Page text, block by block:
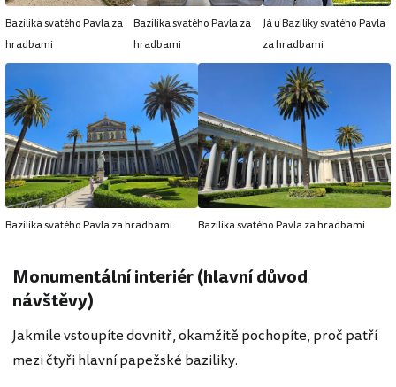
Bazilika svatého Pavla za
hradbami
Bazilika svatého Pavla za
hradbami
Já u Baziliky svatého Pavla
za hradbami
Bazilika svatého Pavla za hradbami Bazilika svatého Pavla za hradbami
Monumentální interiér (hlavní důvod
návštěvy)
Jakmile vstoupíte dovnitř, okamžitě pochopíte, proč patří
mezi čtyři hlavní papežské baziliky.